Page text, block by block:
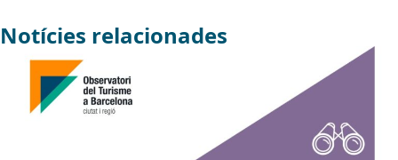
Notícies relacionades